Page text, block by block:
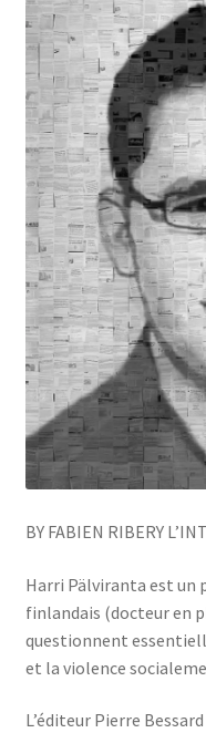
BY FABIEN RIBERY
Harri Pälviranta est
finlandais (docteur en
questionnent
et la violence
L’éditeur Pierre